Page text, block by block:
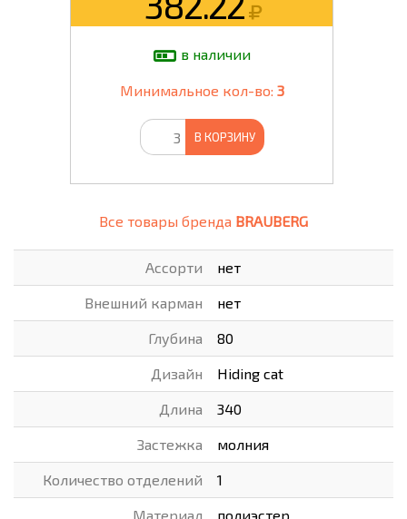
в наличии
Минимальное кол-во: 3
В КОРЗИНУ
Все товары бренда BRAUBERG
Ассорти нет
Внешний карман нет
Глубина 80
Дизайн Hiding cat
Длина 340
Застежка молния
Количество отделений 1
Материал полиэстер